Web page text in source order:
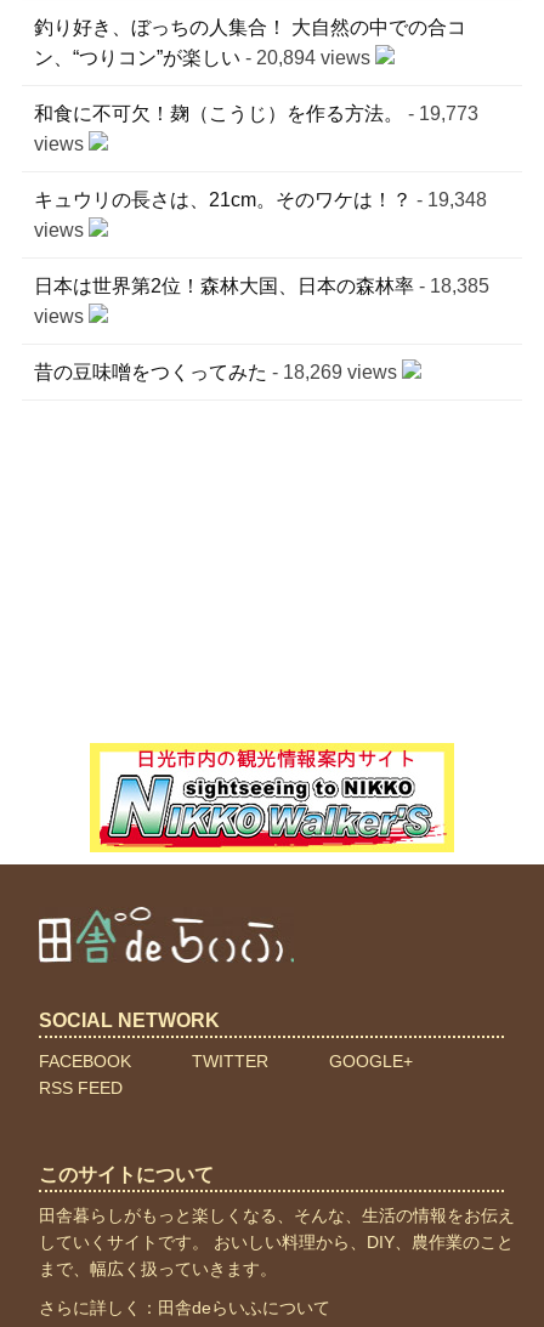
釣り好き、ぼっちの人集合！ 大自然の中での合コ
ン、“つりコン”が楽しい - 20,894 views
和食に不可欠！麹（こうじ）を作る方法。
- 19,773
views
キュウリの長さは、21cm。そのワケは！？ - 19,348
views
日本は世界第2位！森林大国、日本の森林率- 18,385
views
昔の豆味噌をつくってみた - 18,269 views
SOCIAL NETWORK
FACEBOOK TWITTER
GOOGLE+
RSS FEED
このサイトについて
田舎暮らしがもっと楽しくなる、そんな、生活の情報をお伝え
していくサイトです。 おいしい料理から、DIY、農作業のこと
まで、幅広く扱っていきます。
さらに詳しく： 田舎deらいふについて